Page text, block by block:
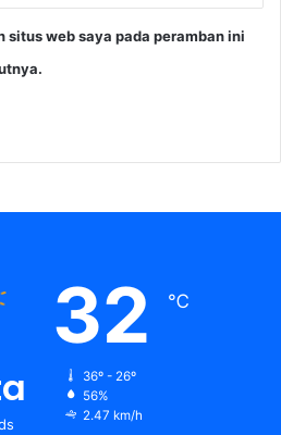
situs web saya pada peramban ini
32 ℃
36º - 26º
56%
2.47 km/h